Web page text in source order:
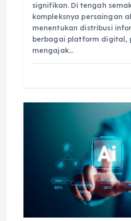
signifikan. Di tengah
kompleksnya persaingan
menentukan distribusi
berbagai platform digital,
mengajak…